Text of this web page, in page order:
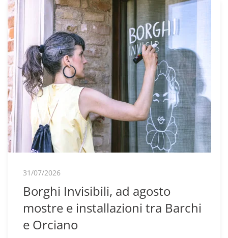
31/07/2026
Borghi Invisibili, ad agosto
mostre e installazioni tra Barchi
e Orciano